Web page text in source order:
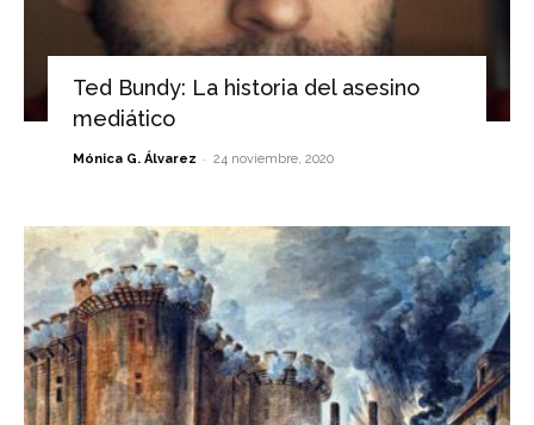
Ted Bundy: La historia del asesino
mediático
Mónica G. Álvarez - 24 noviembre, 2020